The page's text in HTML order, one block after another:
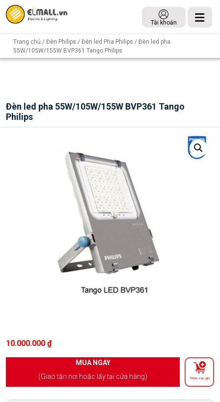
Tài khoản
Trang chủ / Đèn Philips / Đèn led Pha Philips / Đèn led pha
55W/105W/155W BVP361 Tango Philips
Đèn led pha 55W/105W/155W BVP361 Tango
Philips
10.000.000 ₫
MUA NGAY
(Giao tận nơi hoặc lấy tại cửa hàng)
Thêm vào giỏ